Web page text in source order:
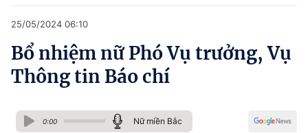
Tham vấn chính sách
Người dân góp ý
Doanh nghiệp hiến kế
25/05/2024 06:10
Bổ nhiệm nữ Phó Vụ trưởng, Vụ
Thông tin Báo chí
0:00 Nữ miền Bắc